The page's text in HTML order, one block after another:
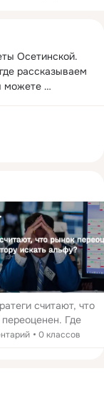
считают, что
Где
искать альфу?
0 классов
Осетинской.
рассказываем
можете